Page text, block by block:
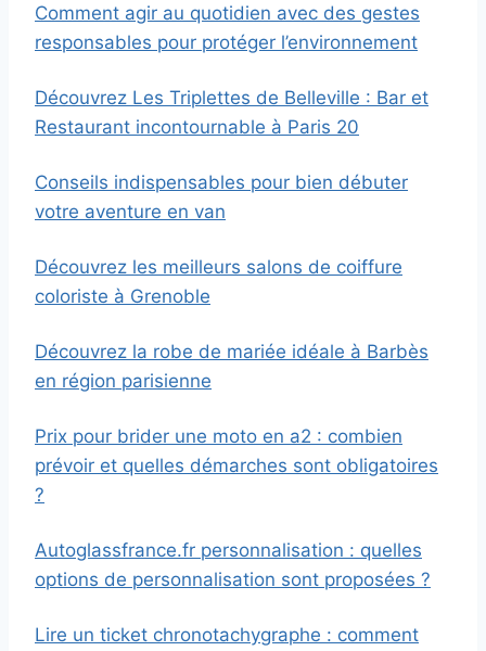
Comment agir au quotidien avec des gestes
responsables pour protéger l’environnement
Découvrez Les Triplettes de Belleville : Bar et
Restaurant incontournable à Paris 20
Conseils indispensables pour bien débuter
votre aventure en van
Découvrez les meilleurs salons de coiffure
coloriste à Grenoble
Découvrez la robe de mariée idéale à Barbès
en région parisienne
Prix pour brider une moto en a2 : combien
prévoir et quelles démarches sont obligatoires
?
Autoglassfrance.fr personnalisation : quelles
options de personnalisation sont proposées ?
Lire un ticket chronotachygraphe : comment